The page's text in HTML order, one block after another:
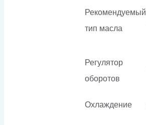
Рекомендуемый
тип масла
Регулятор
оборотов
Охлаждение